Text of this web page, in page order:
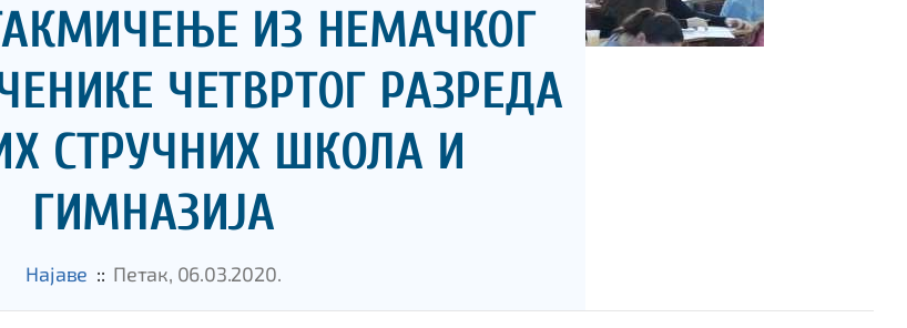
ИЗ НЕМАЧКОГ
ЧЕТВРТОГ РАЗРЕДА
СТРУЧНИХ ШКОЛА И
ГИМНАЗИЈА
Најаве :: Петак, 06.03.2020.